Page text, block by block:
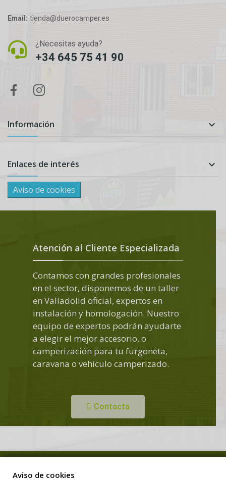
Email: tienda@duerocamper.es
¿Necesitas ayuda?
+34 645 75 41 90
Información 
Enlaces de interés 
Aviso de cookies
Atención al Cliente Especializada
Contamos con grandes profesionales
en el sector, disponemos de un taller
en Valladolid oficial, expertos en
instalación y homologación. Nuestro
equipo de expertos podrán ayudarte
a elegir el mejor accesorio, o
camperización para tu furgoneta,
caravana o vehículo camperizado.
Contacta
Aviso de cookies